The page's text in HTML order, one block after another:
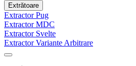
Extrătoare
Extractor Pug
Extractor MDC
Extractor Svelte
Extractor Variante Arbitrare